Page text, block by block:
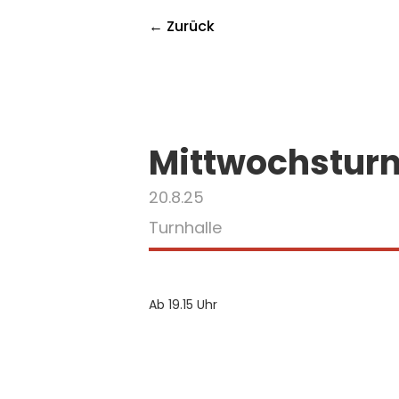
← Zurück
20.8.25
Turnhalle
Ab 19.15 Uhr